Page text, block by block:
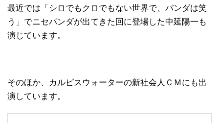
最近では「シロでもクロでもない世界で、パンダは笑
う」でニセパンダが出てきた回に登場した中延陽一も
演じています。
そのほか、カルピスウォーターの新社会人ＣＭにも出
演しています。